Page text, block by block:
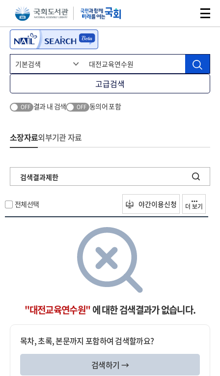
본문 바로가기주메뉴 바로가기
고급검색
OFF 결과 내 검색 OFF 동의어 포함
소장자료외부기관 자료
검색결과제한
전체선택 야간이용신청 더 보기
"대전교육연수원"에 대한 검색결과가 없습니다.
목차, 초록, 본문까지 포함하여 검색할까요?
검색하기 →